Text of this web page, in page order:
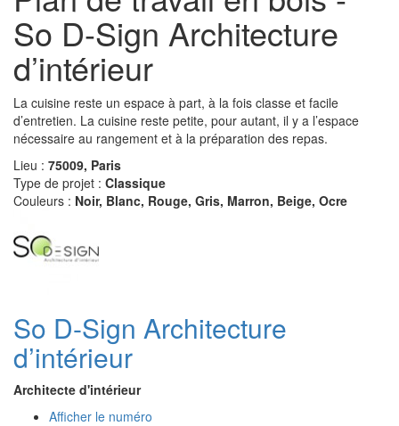
So D-Sign Architecture
d’intérieur
La cuisine reste un espace à part, à la fois classe et facile
d’entretien. La cuisine reste petite, pour autant, il y a l’espace
nécessaire au rangement et à la préparation des repas.
Lieu : 75009, Paris
Type de projet : Classique
Couleurs : Noir, Blanc, Rouge, Gris, Marron, Beige, Ocre
So D-Sign Architecture
d’intérieur
Architecte d'intérieur
Afficher le numéro